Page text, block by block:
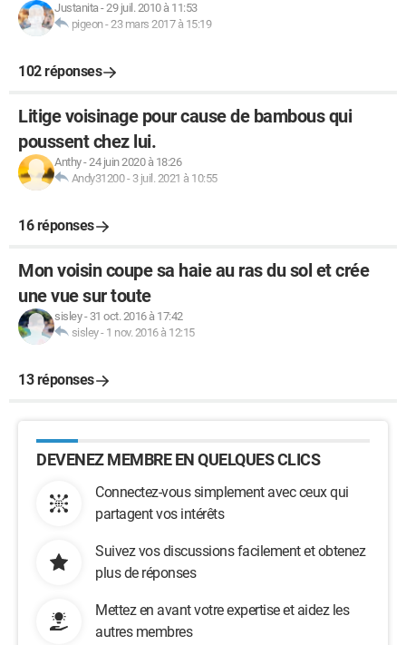
Justanita-29 juil. 2010 à 11:53
pigeon-23 mars 2017 à 15:19
102 réponses
Litige voisinage pour cause de bambous qui
poussent chez lui.
Anthy-24 juin 2020 à 18:26
Andy31200- 3 juil. 2021 à 10:55
16 réponses
Mon voisin coupe sa haie au ras du sol et crée
une vue sur toute
sisley- 31 oct. 2016 à 17:42
sisley- 1 nov. 2016 à 12:15
13 réponses
DEVENEZ MEMBRE EN QUELQUES CLICS
Connectez-vous simplement avec ceux qui
partagent vos intérêts
Suivez vos discussions facilement et obtenez
plus de réponses
Mettez en avant votre expertise et aidez les
autres membres